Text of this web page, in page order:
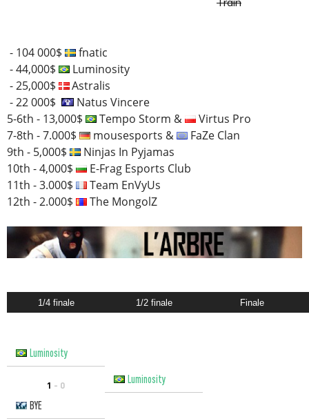
- 104 000$
fnatic
- 44,000$
Luminosity
- 25,000$
Astralis
- 22 000$
Natus Vincere
5-6th - 13,000$
Tempo Storm &
Virtus Pro
7-8th - 7.000$
mousesports &
FaZe Clan
9th - 5,000$
Ninjas In Pyjamas
10th - 4,000$
E-Frag Esports Club
11th - 3.000$
Team EnVyUs
12th - 2.000$
The MongolZ
1/4 finale 1/2 finale Finale
Luminosity
1 - 0
Luminosity
BYE